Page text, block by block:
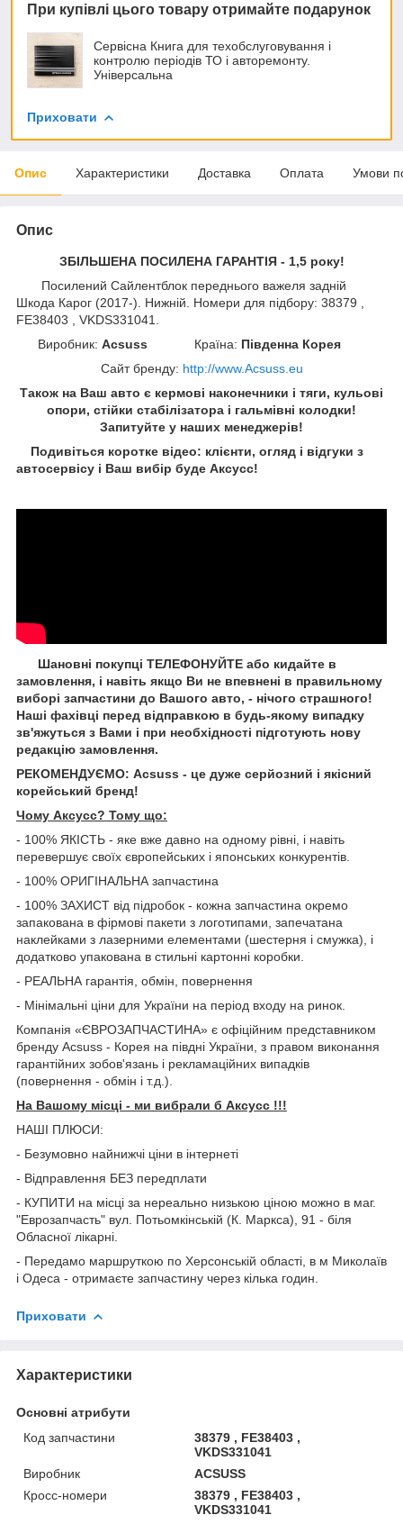
При купівлі цього товару отримайте подарунок
Сервісна Книга для техобслуговування і
контролю періодів ТО і авторемонту.
Універсальна
Приховати
Опис Характеристики Доставка Оплата Умови
Опис
ЗБІЛЬШЕНА ПОСИЛЕНА ГАРАНТІЯ - 1,5 року!
Посилений Сайлентблок переднього важеля задній
Шкода Карог (2017-). Нижній. Номери для підбору: 38379 ,
FE38403 , VKDS331041.
Виробник: Acsuss Країна: Південна Корея
Сайт бренду: http://www.Acsuss.eu
Також на Ваш авто є кермові наконечники і тяги, кульові
опори, стійки стабілізатора і гальмівні колодки!
Запитуйте у наших менеджерів!
Подивіться коротке відео: клієнти, огляд і відгуки з
автосервісу і Ваш вибір буде Aксусс!
Шановні покупці ТЕЛЕФОНУЙТЕ або кидайте в
замовлення, і навіть якщо Ви не впевнені в правильному
виборі запчастини до Вашого авто, - нічого страшного!
Наші фахівці перед відправкою в будь-якому випадку
зв'яжуться з Вами і при необхідності підготують нову
редакцію замовлення.
РЕКОМЕНДУЄМО: Acsuss - це дуже серйозний і якісний
корейський бренд!
Чому Aксусс? Тому що:
- 100% ЯКІСТЬ - яке вже давно на одному рівні, і навіть
перевершує своїх європейських і японських конкурентів.
- 100% ОРИГІНАЛЬНА запчастина
- 100% ЗАХИСТ від підробок - кожна запчастина окремо
запакована в фірмові пакети з логотипами, запечатана
наклейками з лазерними елементами (шестерня і смужка), і
додатково упакована в стильні картонні коробки.
- РЕАЛЬНА гарантія, обмін, повернення
- Мінімальні ціни для України на період входу на ринок.
Компанія «ЄВРОЗАПЧАСТИНА» є офіційним представником
бренду Acsuss - Корея на півдні України, з правом виконання
гарантійних зобов'язань і рекламаційних випадків
(повернення - обмін і т.д.).
На Вашому місці - ми вибрали б Aксусс !!!
НАШІ ПЛЮСИ:
- Безумовно найнижчі ціни в інтернеті
- Відправлення БЕЗ передплати
- КУПИТИ на місці за нереально низькою ціною можно в маг.
"Еврозапчасть" вул. Потьомкінській (К. Маркса), 91 - біля
Обласної лікарні.
- Передамо маршруткою по Херсонській області, в м Миколаїв
і Одеса - отримаєте запчастину через кілька годин.
Приховати
Характеристики
Основні атрибути
Код запчастини
38379 , FE38403 ,
VKDS331041
Виробник
ACSUSS
Кросс-номери
38379 , FE38403 ,
VKDS331041